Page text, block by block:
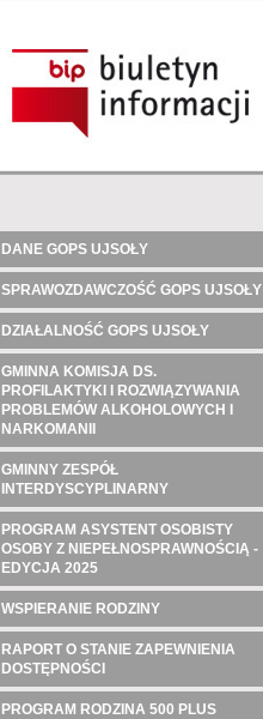
DANE GOPS UJSOŁY
SPRAWOZDAWCZOŚĆ GOPS UJSOŁY
DZIAŁALNOŚĆ GOPS UJSOŁY
GMINNA KOMISJA DS.
PROFILAKTYKI I ROZWIĄZYWANIA
PROBLEMÓW ALKOHOLOWYCH I
NARKOMANII
GMINNY ZESPÓŁ
INTERDYSCYPLINARNY
PROGRAM ASYSTENT OSOBISTY
OSOBY Z NIEPEŁNOSPRAWNOŚCIĄ -
EDYCJA 2025
WSPIERANIE RODZINY
RAPORT O STANIE ZAPEWNIENIA
DOSTĘPNOŚCI
PROGRAM RODZINA 500 PLUS